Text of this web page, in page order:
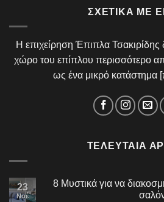
ΣΧΕΤΙΚΆ ΜΕ
Η επιχείρηση Έπιπλα Τσακιρίδης
χώρο του επίπλου περισσότερο
ως ένα μικρό κατάστημα [
ΤΕΛΕΥΤΑΊΑ
23
Νοέ
8 Μυστικά για να